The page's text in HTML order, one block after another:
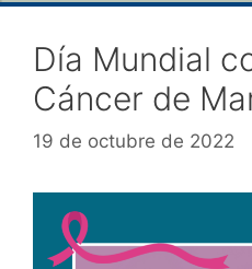
Día Mundial
Cáncer de
19 de octubre de 2022